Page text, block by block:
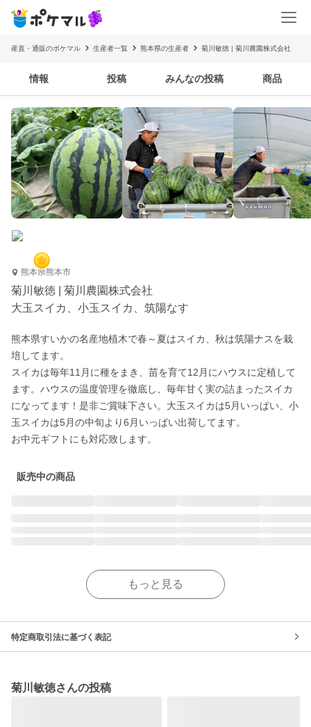
産直・通販のポケマル 生産者一覧 熊本県の生産者 菊川敏徳 | 菊川農園株式会社
情報 投稿 みんなの投稿 商品
熊本県熊本市
菊川敏徳 | 菊川農園株式会社
大玉スイカ、小玉スイカ、筑陽なす
熊本県すいかの名産地植木で春～夏はスイカ、秋は筑陽ナスを栽
培してます。
スイカは毎年11月に種をまき、苗を育て12月にハウスに定植して
ます。ハウスの温度管理を徹底し、毎年甘く実の詰まったスイカ
になってます！是非ご賞味下さい。大玉スイカは5月いっぱい、小
玉スイカは5月の中旬より6月いっぱい出荷してます。
お中元ギフトにも対応致します。
販売中の商品
もっと見る
特定商取引法に基づく表記
菊川敏徳さんの投稿